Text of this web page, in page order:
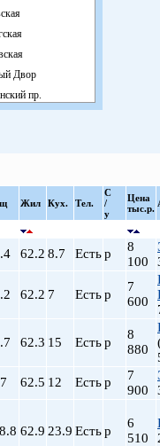
Двор
пр.
завод
о-в
Жил Кух. Тел.
С
/
у
Цена
тыс.р.
62.2 8.7 Естьр
8
100
62.2 7 Естьр
7
600
62.3 15 Естьр
8
880
62.5 12 Естьр
7
900
62.9 23.9 Естьр
6
510